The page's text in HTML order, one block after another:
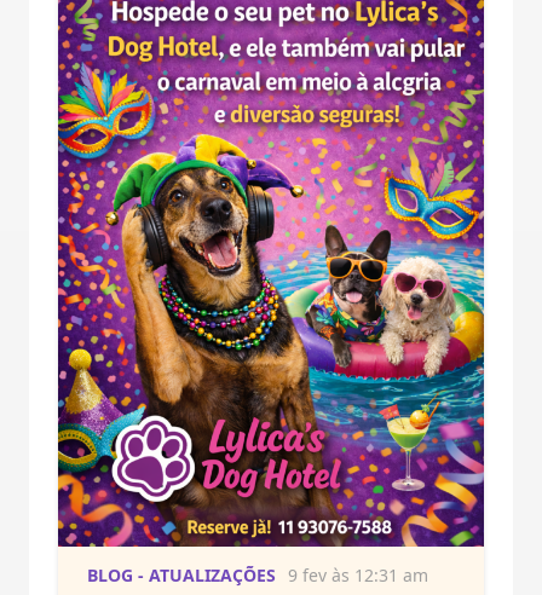
BLOG - ATUALIZAÇÕES 9 fev às 12:31 am